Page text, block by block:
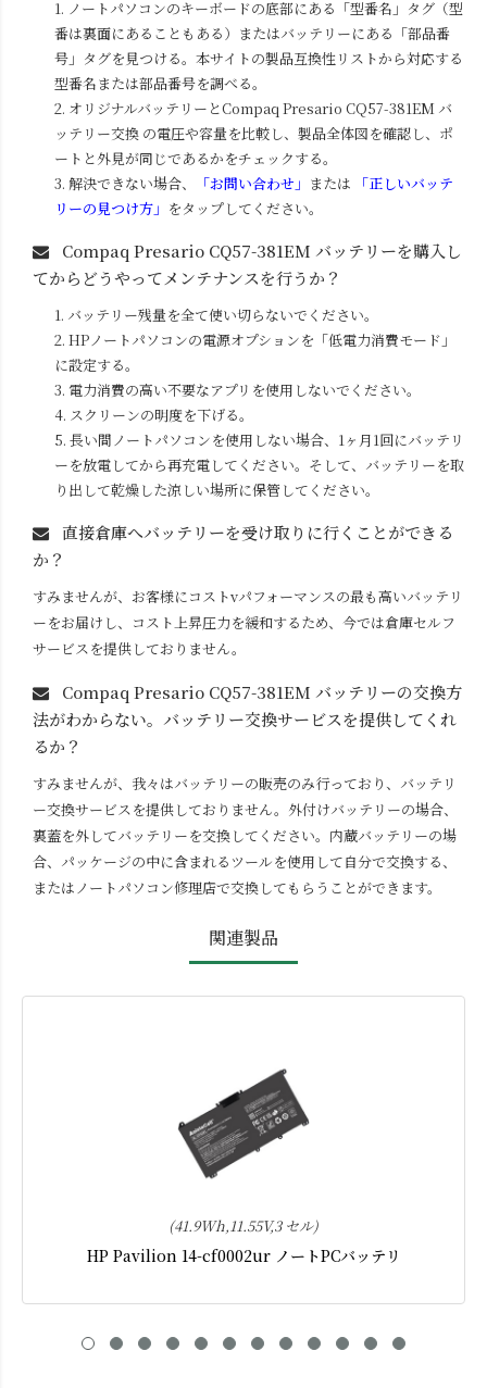
1. ノートパソコンのキーボードの底部にある「型番名」タグ（型
番は裏面にあることもある）またはバッテリーにある「部品番
号」タグを見つける。本サイトの製品互換性リストから対応する
型番名または部品番号を調べる。
2. オリジナルバッテリーとCompaq Presario CQ57-381EM バ
ッテリー交換 の電圧や容量を比較し、製品全体図を確認し、ポ
ートと外見が同じであるかをチェックする。
3. 解決できない場合、
「お問い合わせ」 または
「正しいバッテ
リーの見つけ方」 をタップしてください。
Compaq Presario CQ57-381EM バッテリーを購入し
てからどうやってメンテナンスを行うか？
1. バッテリー残量を全て使い切らないでください。
2. HPノートパソコンの電源オプションを「低電力消費モード」
に設定する。
3. 電力消費の高い不要なアプリを使用しないでください。
4. スクリーンの明度を下げる。
5. 長い間ノートパソコンを使用しない場合、1ヶ月1回にバッテリ
ーを放電してから再充電してください。そして、バッテリーを取
り出して乾燥した涼しい場所に保管してください。
直接倉庫へバッテリーを受け取りに行くことができる
か？
すみませんが、お客様にコストvパフォーマンスの最も高いバッテリ
ーをお届けし、コスト上昇圧力を緩和するため、今では倉庫セルフ
サービスを提供しておりません。
Compaq Presario CQ57-381EM バッテリーの交換方
法がわからない。バッテリー交換サービスを提供してくれ
るか？
すみませんが、我々はバッテリーの販売のみ行っており、バッテリ
ー交換サービスを提供しておりません。外付けバッテリーの場合、
裏蓋を外してバッテリーを交換してください。内蔵バッテリーの場
合、パッケージの中に含まれるツールを使用して自分で交換する、
またはノートパソコン修理店で交換してもらうことができます。
関連製品
(41.9Wh,11.55V,3 セル)
HP Pavilion 14-cf0002ur ノートPCバッテリ